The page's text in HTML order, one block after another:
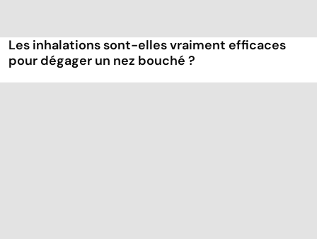
Les inhalations sont-elles vraiment efficaces
pour dégager un nez bouché ?